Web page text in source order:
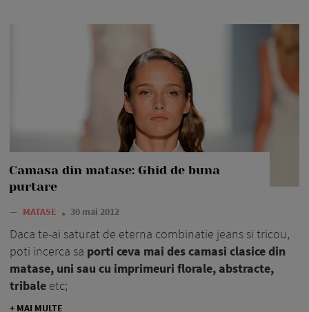
Camasa din matase: Ghid de buna
purtare
— MATASE 30 mai 2012
Daca te-ai saturat de eterna combinatie jeans si tricou,
poti incerca sa porti ceva mai des camasi clasice din
matase, uni sau cu imprimeuri florale, abstracte,
tribale etc;
+ MAI MULTE